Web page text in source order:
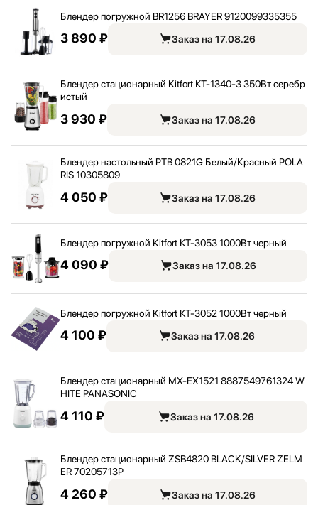
Блендер погружной BR1256 BRAYER 9120099335355
3 890 ₽ Заказ на 17.08.26
Блендер стационарный Kitfort КТ-1340-3 350Вт серебр
истый
3 930 ₽ Заказ на 17.08.26
Блендер настольный PTB 0821G Белый/Красный POLA
RIS 10305809
4 050 ₽ Заказ на 17.08.26
Блендер погружной Kitfort КТ-3053 1000Вт черный
4 090 ₽ Заказ на 17.08.26
Блендер погружной Kitfort КТ-3052 1000Вт черный
4 100 ₽ Заказ на 17.08.26
Блендер стационарный MX-EX1521 8887549761324 W
HITE PANASONIC
4 110 ₽ Заказ на 17.08.26
Блендер стационарный ZSB4820 BLACK/SILVER ZELM
ER 70205713P
4 260 ₽ Заказ на 17.08.26